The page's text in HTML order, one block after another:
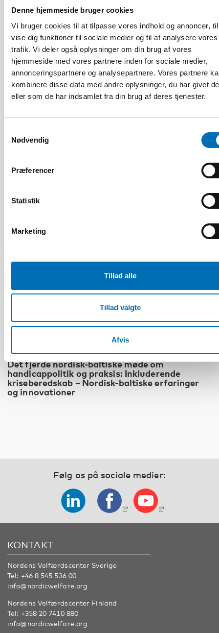
Denne hjemmeside bruger cookies
Vi bruger cookies til at tilpasse vores indhold og annoncer,
vise dig funktioner til sociale medier og til at analysere vores
trafik. Vi deler også oplysninger om din brug af vores
hjemmeside med vores partnere inden for sociale medier,
annonceringspartnere og analysepartnere. Vores partnere
kombinere disse data med andre oplysninger, du har givet
eller som de har indsamlet fra din brug af deres tjenester.
Nødvendig
Præferencer
Statistik
Marketing
Tillad alle
Tillad valgte
Afvis
HANDICAP
Nordisk samarbeid om
HANDICAP
Det fjerde nordisk-baltiske møde om
handicappolitik og praksis: Inkluderende
kriseberedskab – Nordisk-baltiske erfaringer
og innovationer
Følg os på sociale medier:
KONTAKT
Nordens Velfærdscenter Sverige
Tel: +46 8 545 536 00
info@nordicwelfare.org
Nordens Velfærdscenter Finland
Tel: +358 20 7410 880
info@nordicwelfare.org